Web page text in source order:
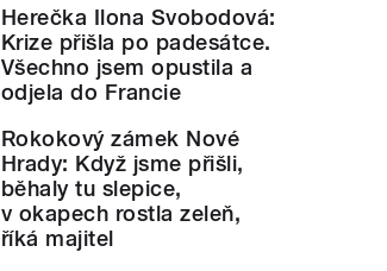
Herečka Ilona Svobodová:
Krize přišla po padesátce.
Všechno jsem opustila a
odjela do Francie
Rokokový zámek Nové
Hrady: Když jsme přišli,
běhaly tu slepice,
v okapech rostla zeleň,
říká majitel